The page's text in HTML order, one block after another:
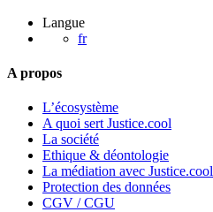
Langue
fr
A propos
L’écosystème
A quoi sert Justice.cool
La société
Ethique & déontologie
La médiation avec Justice.cool
Protection des données
CGV / CGU